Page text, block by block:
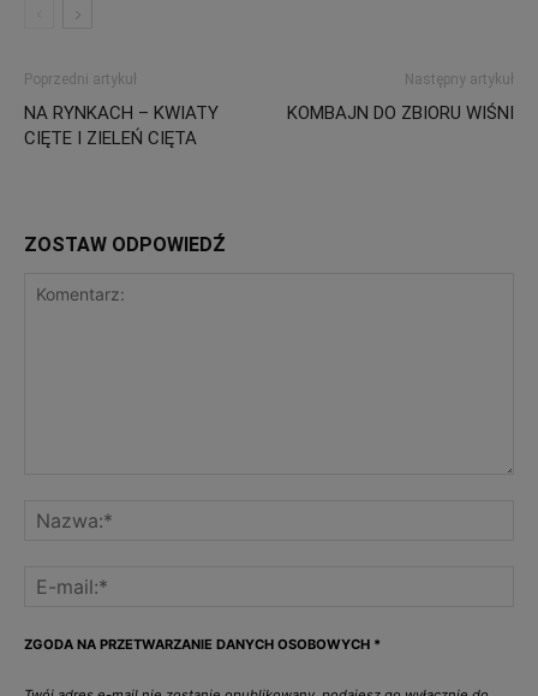
Poprzedni artykuł
NA RYNKACH – KWIATY
CIĘTE I ZIELEŃ CIĘTA
Następny artykuł
KOMBAJN DO ZBIORU WIŚNI
ZOSTAW ODPOWIEDŹ
ZGODA NA PRZETWARZANIE DANYCH OSOBOWYCH *